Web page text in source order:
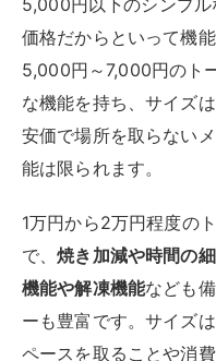
5,000円以下のシンプ
価格だからといって機
5,000円～7,000円のト
な機能を持ち、サイズ
安価で場所を取らない
能は限られます。
1万円から2万円程度の
で、焼き加減や時間の
機能や解凍機能なども
ーも豊富です。サイズ
ペースを取ることや消